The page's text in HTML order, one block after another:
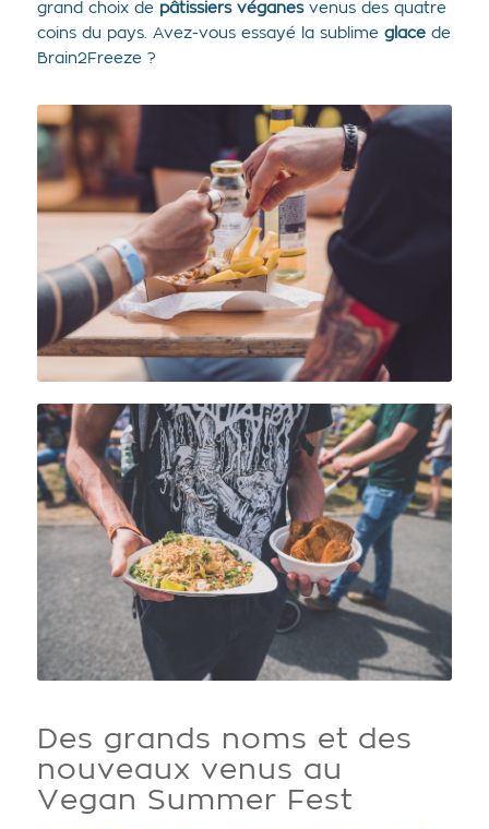
grand choix de pâtissiers véganesvenus des quatre
coins du pays. Avez-vous essayé la sublime glace de
Brain2Freeze ?
Des grands noms et des
nouveaux venus au
Vegan Summer Fest